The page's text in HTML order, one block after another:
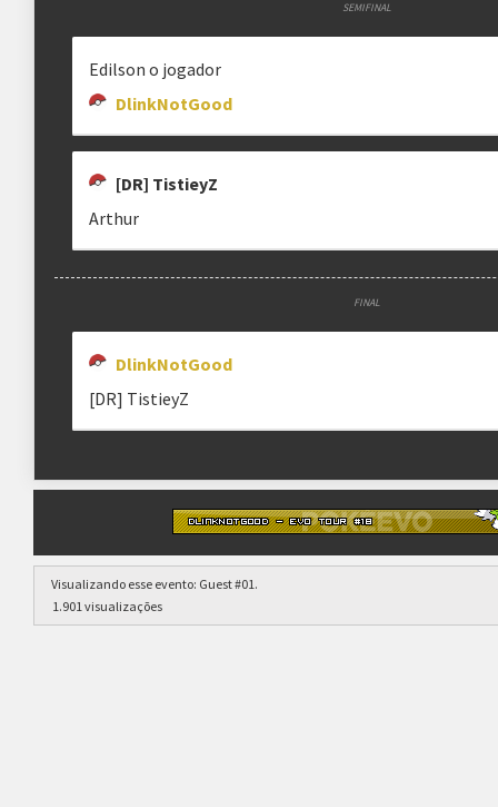
SEMIFINAL
Edilson o jogador
DlinkNotGood
[DR] TistieyZ
Arthur
FINAL
DlinkNotGood
[DR] TistieyZ
Visualizando esse evento: Guest #01.
1.901 visualizações